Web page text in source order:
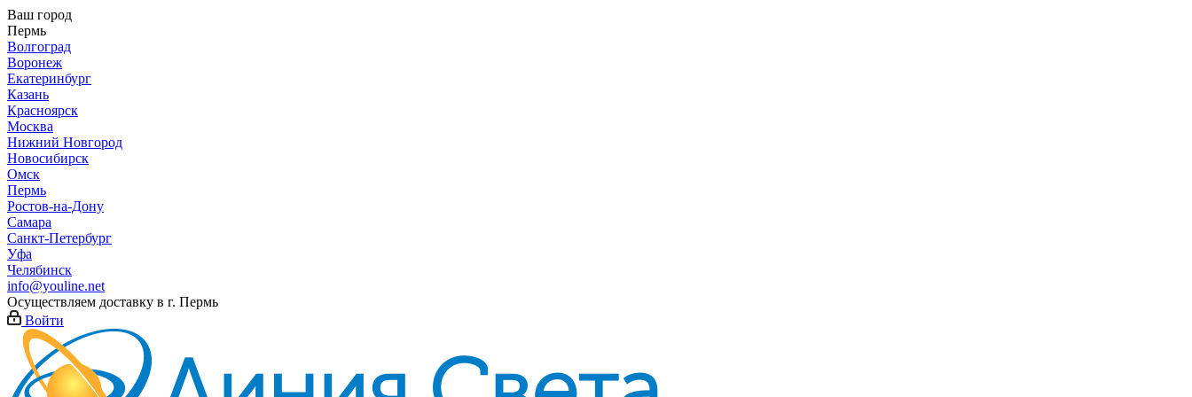
Ваш город
Пермь
Волгоград
Воронеж
Екатеринбург
Казань
Красноярск
Москва
Нижний Новгород
Новосибирск
Омск
Пермь
Ростов-на-Дону
Самара
Санкт-Петербург
Уфа
Челябинск
info@youline.net
Осуществляем доставку в г. Пермь
Войти